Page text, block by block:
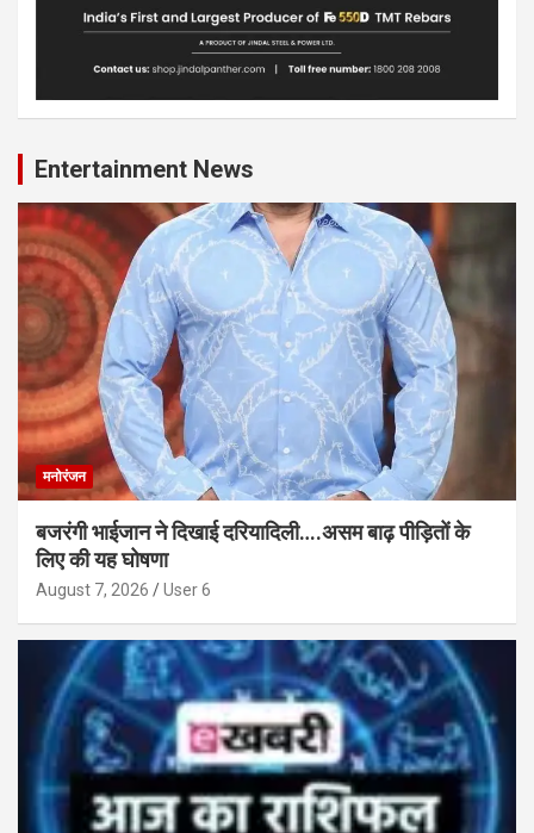
Entertainment News
मनोरंजन
बजरंगी भाईजान ने दिखाई दरियादिली….असम बाढ़ पीड़ितों के
लिए की यह घोषणा
August 7, 2026 User 6